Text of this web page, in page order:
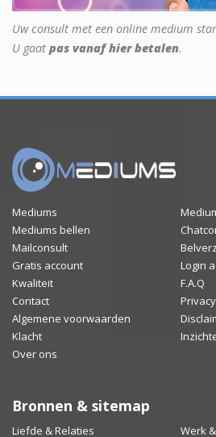
Uw consult met een online medium
U gaat pas vanaf hier betalen.
Mediums
Mediums bellen
Mailconsult
Gratis account
Login
Kwaliteit
F.A.Q
Contact
Algemene voorwaarden
Klacht
Over ons
Bronnen & sitemap
Liefde & Relaties Werk